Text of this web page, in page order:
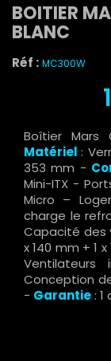
BOITIER
BLANC
Réf : MC300W
Boîtier Mars
Matériel:
353 mm -
Mini-ITX -
Micro –
charge le
Capacité des
x 140 mm + 1
Conception
- Garantie: 1